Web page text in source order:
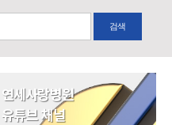
검색
연세사랑병원
유튜브 채널